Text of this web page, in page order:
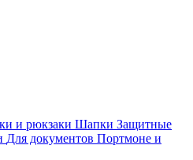
и рюкзаки Шапки Защитные
Для документов Портмоне и